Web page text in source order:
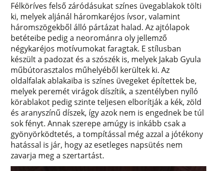
Félköríves felső záródásukat színes üvegablakok tölti
ki, melyek aljánál háromkaréjos ívsor, valamint
háromszögekből álló pártázat halad. Az ajtólapok
betéteibe pedig a neorománra oly jellemző
négykaréjos motívumokat faragtak. E stílusban
készült a padozat és a szószék is, melyek Jakab Gyula
műbútorasztalos műhelyéből kerültek ki. Az
oldalfalak ablakaiba is színes üvegeket építettek be,
melyek peremét virágok díszítik, a szentélyben nyíló
körablakot pedig szinte teljesen elborítják a kék, zöld
és aranyszínű díszek, így azok nem is engednek be túl
sok fényt. Annak szerepe amúgy is inkább csak a
gyönyörködtetés, a tompítással még azzal a jótékony
hatással is jár, hogy az esetleges napsütés nem
zavarja meg a szertartást.